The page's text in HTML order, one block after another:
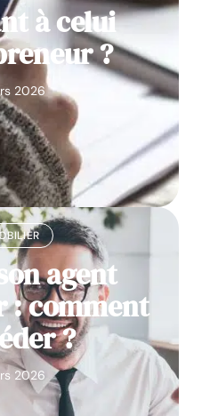
à celui
?
2026
agent
: comment
?
2026